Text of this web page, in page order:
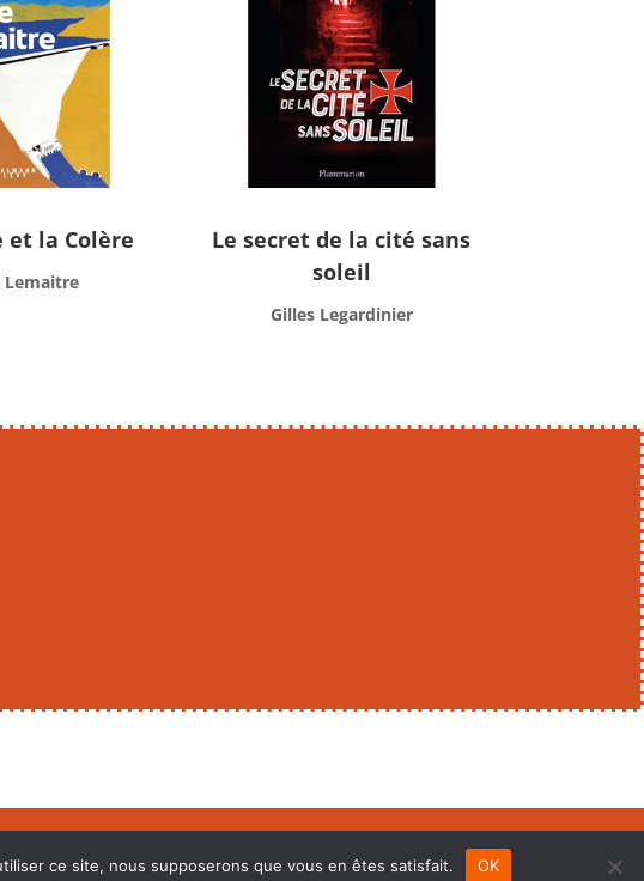
et la Colère
Lemaitre
Le secret de la cité sans
soleil
Gilles Legardinier
Création de site internet à Montauban
ce site, nous supposerons que vous en êtes satisfait. OK